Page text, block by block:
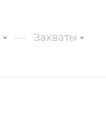
— Захваты